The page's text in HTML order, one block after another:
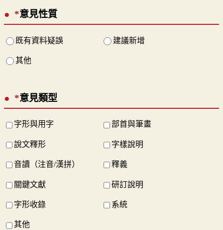
*意見性質
既有資料疑誤 建議新增
其他
*意見類型
字形與用字 部首與筆畫
說文釋形 字樣說明
音讀（注音/漢拼） 釋義
關鍵文獻 研訂說明
字形收錄 系統
其他